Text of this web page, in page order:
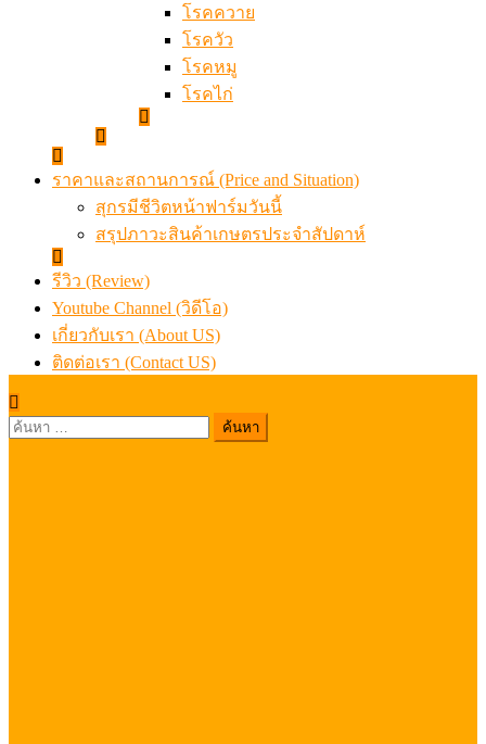
โรคควาย
โรควัว
โรคหมู
โรคไก่
ราคาและสถานการณ์ (Price and Situation)
สุกรมีชีวิตหน้าฟาร์มวันนี้
สรุปภาวะสินค้าเกษตรประจำสัปดาห์
รีวิว (Review)
Youtube Channel (วิดีโอ)
เกี่ยวกับเรา (About US)
ติดต่อเรา (Contact US)
ค้นหา